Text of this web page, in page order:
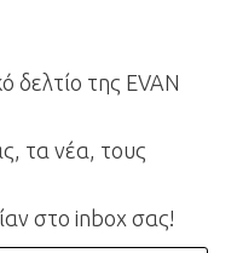
δελτίο της EVAN
τα νέα, τους
στο inbox σας!